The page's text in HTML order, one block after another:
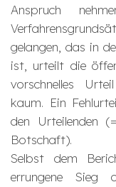
Anspruch
gelangen, das in
ist, urteilt die
vorschnelles
kaum. Ein
den Urteilenden
Botschaft).
Selbst dem
errungene Sieg